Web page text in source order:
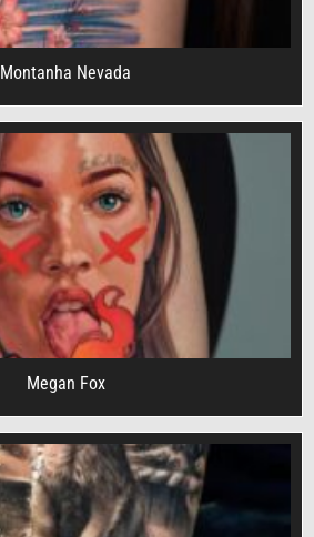
Montanha Nevada
Megan Fox